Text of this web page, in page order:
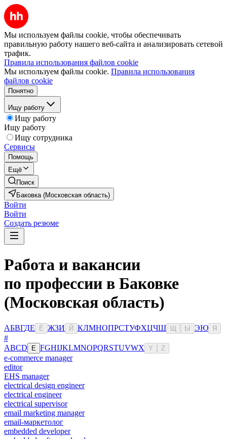
Мы используем файлы cookie, чтобы обеспечивать
правильную работу нашего веб-сайта и анализировать сетевой
трафик.
Правила использования файлов cookie
Мы используем файлы cookie. Правила использования
файлов cookie
Понятно
Ищу работу
Ищу работу
Ищу работу
Ищу сотрудника
Сервисы
Помощь
Ещё
Поиск
Баковка (Московская область)
Войти
Войти
Создать резюме
Работа и вакансии
по профессии в Баковке
(Московская область)
АБВГДЕ Ё ЖЗИ Й КЛМНОПРСТУФХЦЧШ Ы ЭЮ Я
#
ABCD E FGHIJKLMNOPQRSTUVWX Y Z
e-commerce manager
editor
EHS manager
electrical design engineer
electrical engineer
electrical supervisor
email marketing manager
email-маркетолог
embedded developer